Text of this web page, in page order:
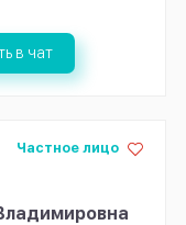
в чат
Частное лицо